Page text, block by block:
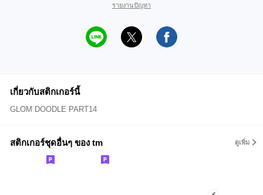
รายงานปัญหา
เกี่ยวกับสติกเกอร์นี้
GLOM DOODLE PART14
สติกเกอร์ชุดอื่นๆ ของ tm ดูเพิ่ม